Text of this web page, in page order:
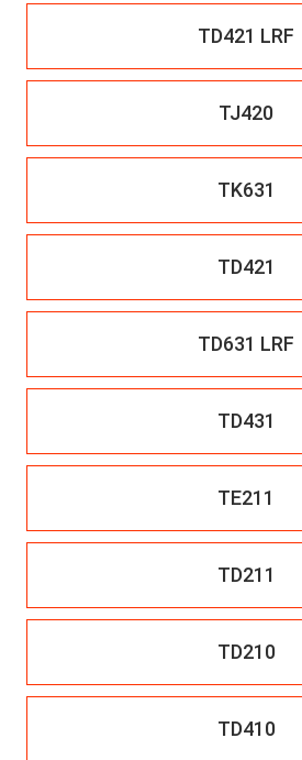
TD421 LRF
TJ420
TK631
TD421
TD631 LRF
TD431
TE211
TD211
TD210
TD410